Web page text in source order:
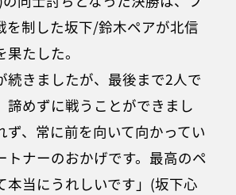
を制した坂下/鈴木ペアが北信
たした。
続きましたが、最後まで2人で
諦めずに戦うことができまし
ず、常に前を向いて向かってい
トナーのおかげです。最高のペ
本当にうれしいです」(坂下心